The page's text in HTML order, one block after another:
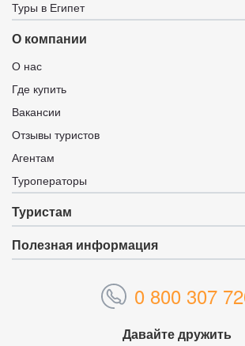
Туры в Египет
О компании
О нас
Где купить
Вакансии
Отзывы туристов
Агентам
Туроператоры
Туристам
Полезная информация
0 800 307
Давайте дружить